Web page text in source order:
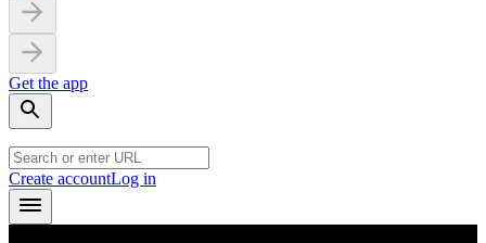
Get the app
Create accountLog in